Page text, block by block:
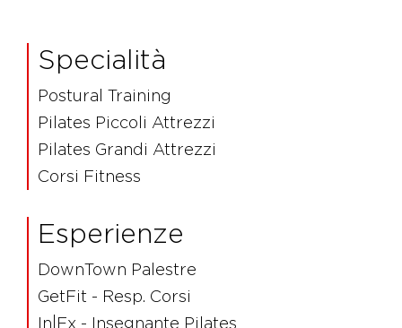
Specialità
Postural Training
Pilates Piccoli Attrezzi
Pilates Grandi Attrezzi
Corsi Fitness
Esperienze
DownTown Palestre
GetFit - Resp. Corsi
In|Ex - Insegnante Pilates